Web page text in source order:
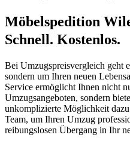
Möbelspedition
Schnell. Kostenlos.
Bei Umzugspreisvergleich geht
sondern um Ihren neuen
Service ermöglicht Ihnen nicht
Umzugsangeboten, sondern
unkomplizierte Möglichkeit
Team, um Ihren Umzug
reibungslosen Übergang in Ihr